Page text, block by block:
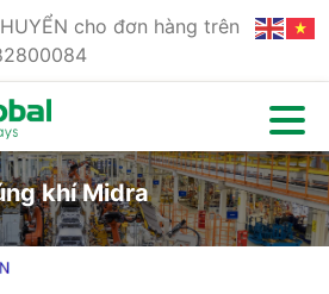
cho đơn hàng trên
khí Midra